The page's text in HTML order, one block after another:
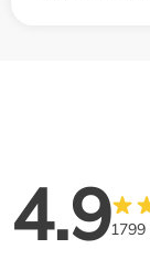
4.91799